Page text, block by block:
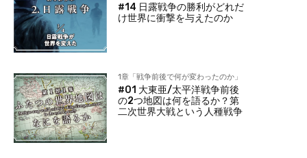
#14 日露戦争の勝利がどれだ
け世界に衝撃を与えたのか
1章「戦争前後で何が変わったのか」
#01 大東亜/太平洋戦争前後
の2つ地図は何を語るか？第
二次世界大戦という人種戦争